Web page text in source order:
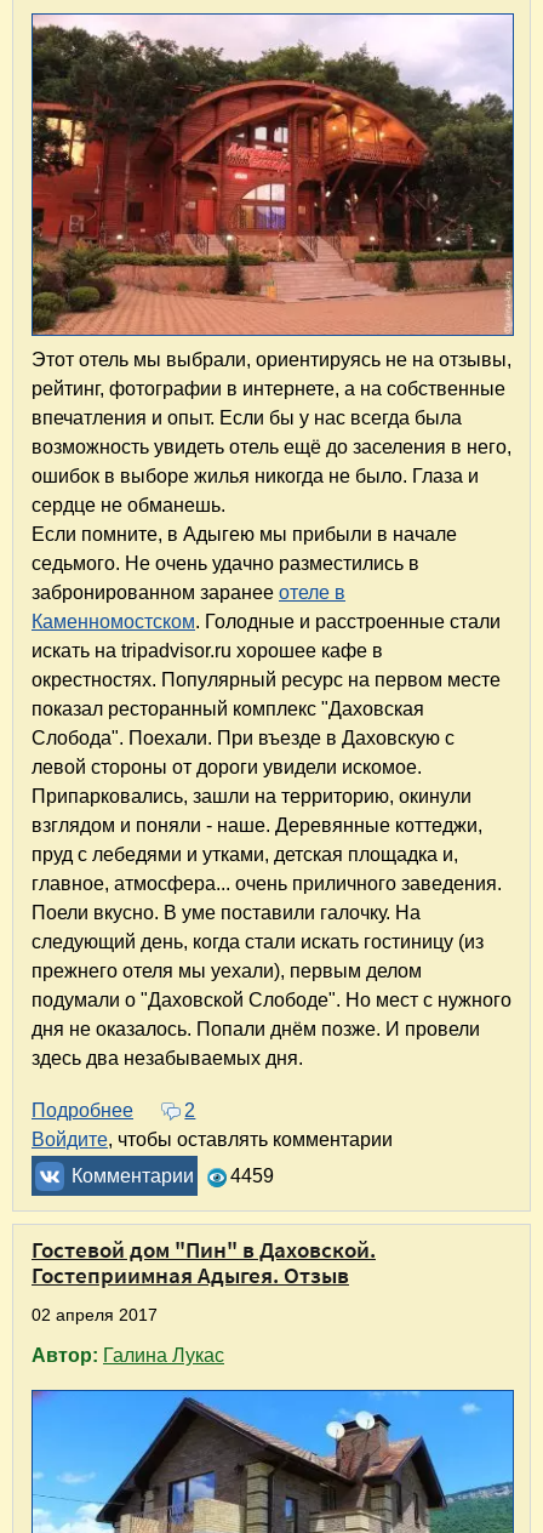
Этот отель мы выбрали, ориентируясь не на отзывы,
рейтинг, фотографии в интернете, а на собственные
впечатления и опыт. Если бы у нас всегда была
возможность увидеть отель ещё до заселения в него,
ошибок в выборе жилья никогда не было. Глаза и
сердце не обманешь.
Если помните, в Адыгею мы прибыли в начале
седьмого. Не очень удачно разместились в
забронированном заранее отеле в
Каменномостском. Голодные и расстроенные стали
искать на tripadvisor.ru хорошее кафе в
окрестностях. Популярный ресурс на первом месте
показал ресторанный комплекс "Даховская
Слобода". Поехали. При въезде в Даховскую с
левой стороны от дороги увидели искомое.
Припарковались, зашли на территорию, окинули
взглядом и поняли - наше. Деревянные коттеджи,
пруд с лебедями и утками, детская площадка и,
главное, атмосфера... очень приличного заведения.
Поели вкусно. В уме поставили галочку. На
следующий день, когда стали искать гостиницу (из
прежнего отеля мы уехали), первым делом
подумали о "Даховской Слободе". Но мест с нужного
дня не оказалось. Попали днём позже. И провели
здесь два незабываемых дня.
Подробнее о Туристический комплекс "Даховская
2
Войдите, чтобы оставлять комментарии
Комментарии
4459
Гостевой дом "Пин" в Даховской.
Гостеприимная Адыгея. Отзыв
02 апреля 2017
Автор: Галина Лукас